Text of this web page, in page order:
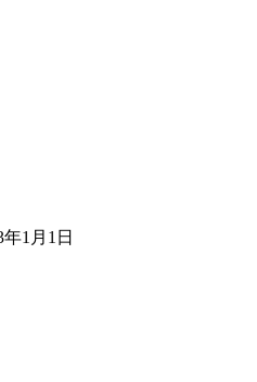
1月1日